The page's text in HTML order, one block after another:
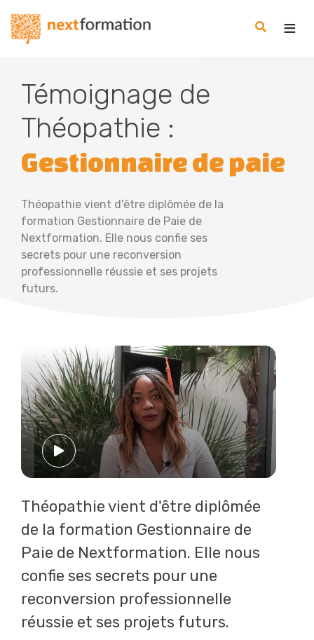
Nextformation
Témoignage de
Théopathie :
Gestionnaire de paie
Théopathie vient d'être diplômée de la
formation Gestionnaire de Paie de
Nextformation. Elle nous confie ses
secrets pour une reconversion
professionnelle réussie et ses projets
futurs.
Preview Lire la
Théopathie vient d'être diplômée
de la formation Gestionnaire de
Paie de Nextformation. Elle nous
confie ses secrets pour une
reconversion professionnelle
réussie et ses projets futurs.